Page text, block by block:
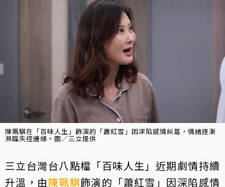
陳珮騏在「百味人生」飾演的「蕭紅雪」因深陷感情糾葛，情緒逐漸
瀕臨失控邊緣。圖／三立提供
三立台灣台八點檔「百味人生」近期劇情持續
升溫，由陳珮騏飾演的「蕭紅雪」因深陷感情